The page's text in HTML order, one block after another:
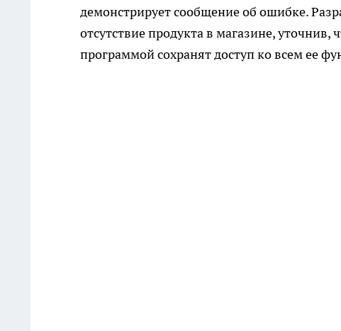
демонстрирует сообщение об ошибке.
отсутствие продукта в магазине, уточнив,
программой сохранят доступ ко всем ее